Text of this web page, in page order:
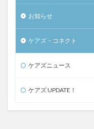
お知らせ
ケアズ・コネクト
ケアズニュース
ケアズ UPDATE！